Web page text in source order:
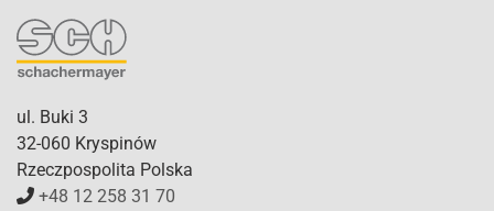
ul. Buki 3
32-060 Kryspinów
Rzeczpospolita Polska
+48 12 258 31 70